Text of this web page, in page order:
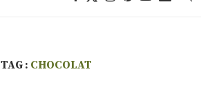
TAG : CHOCOLAT